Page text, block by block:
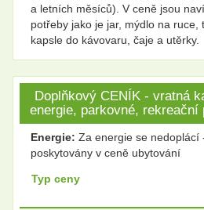
a letních měsíců). V ceně jsou
potřeby jako je jar, mýdlo na ruce,
kapsle do kávovaru, čaje a utěrky.
Doplňkový CENÍK - vratná
energie, parkovné,
Energie: Za energie se nedoplácí
poskytovány v ceně ubytování
Typ ceny